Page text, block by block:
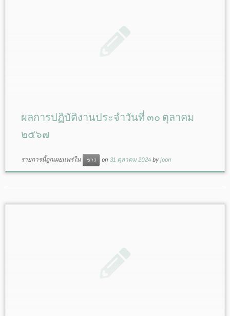
ผลการปฏิบัติงานประจำวันที่ ๓๐ ตุลาคม
๒๕๖๗
รายการนี้ถูกเผยแพร่ใน ข่าว on 31 ตุลาคม 2024 by joon